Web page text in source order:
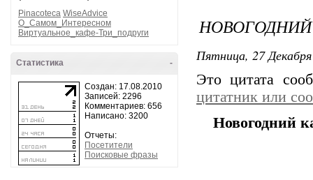
Pinacoteca WiseAdvice
О_Самом_Интересном
Виртуальное_кафе-Три_подруги
-
Статистика
Создан: 17.08.2010
Записей: 2296
Комментариев: 656
Написано: 3200
Отчеты:
Посетители
Поисковые фразы
Пятница, 27
Это цитата
цитатник или
Новогодний